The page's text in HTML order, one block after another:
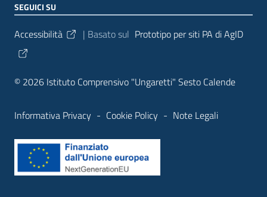
SEGUICI SU
Sezione Link Utili
Accessibilità | Basato sul Prototipo per siti PA di AgID
© 2026 Istituto Comprensivo "Ungaretti" Sesto Calende
Informativa Privacy - Cookie Policy - Note Legali